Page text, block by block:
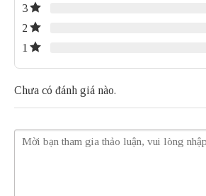
3
2
1
Chưa có đánh giá nào.